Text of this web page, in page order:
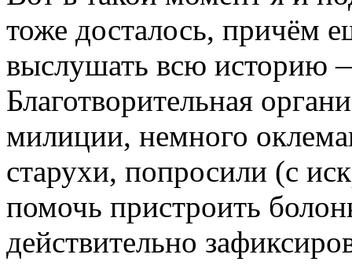
тоже досталось, причём
выслушать всю историю
Благотворительная
милиции, немного
старухи, попросили (с
помочь пристроить
действительно